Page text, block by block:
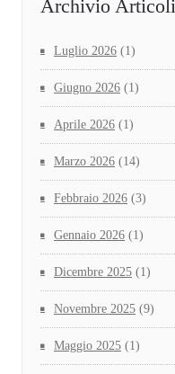
Archivio Articoli
Luglio 2026 (1)
Giugno 2026 (1)
Aprile 2026 (1)
Marzo 2026 (14)
Febbraio 2026 (3)
Gennaio 2026 (1)
Dicembre 2025 (1)
Novembre 2025 (9)
Maggio 2025 (1)